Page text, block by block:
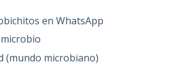
en WhatsApp
(mundo microbiano)